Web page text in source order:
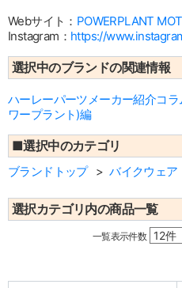
Webサイト： POWERPLANT
Instagram： https://
選択中のブランドの関連情報
ハーレーパーツメーカー紹介コ
ワープラント)編
■選択中のカテゴリ
ブランドトップ バイクウェア
選択カテゴリ内の商品一覧
一覧表示件数